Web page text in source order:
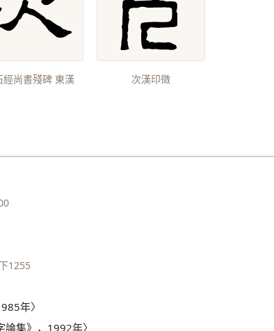
經尚書殘碑 東漢 次漢印徵
1255
年〉
集》，1992年〉